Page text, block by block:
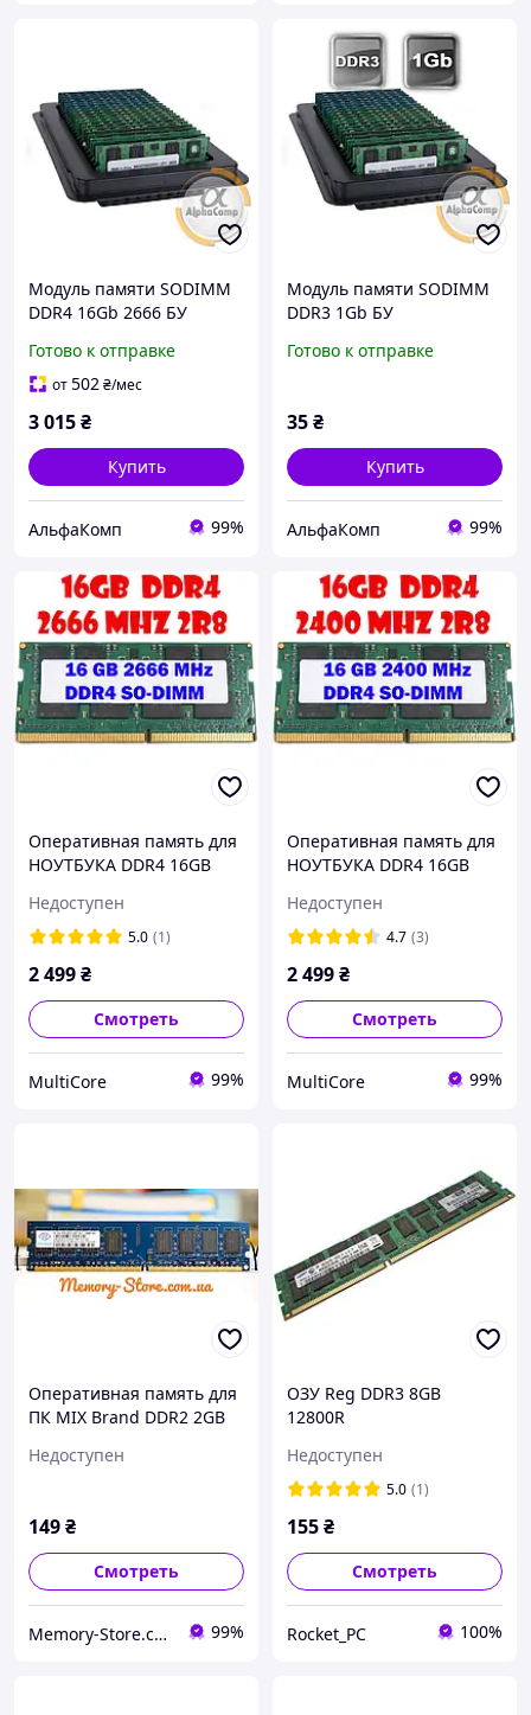
Модуль памяти SODIMM
DDR4 16Gb 2666 БУ
Готово к отправке
от502₴/мес
3 015₴
Купить
АльфаКомп 99%
Модуль памяти SODIMM
DDR3 1Gb БУ
Готово к отправке
35₴
Купить
АльфаКомп 99%
Оперативная память для
НОУТБУКА DDR4 16GB
2666 разные
производители БУ
Недоступен
5.0 (1)
2 499₴
Смотреть
MultiCore 99%
Оперативная память для
НОУТБУКА DDR4 16GB
2400 разные
производители БУ
Недоступен
4.7 (3)
2 499₴
Смотреть
MultiCore 99%
Оперативная память для
ПК MIX Brand DDR2 2GB
Intel/AMD, б/у
Недоступен
149₴
Смотреть
Memory-Store.com.ua 99%
ОЗУ Reg DDR3 8GB
12800R
Недоступен
5.0 (1)
155₴
Смотреть
Rocket_PC 100%